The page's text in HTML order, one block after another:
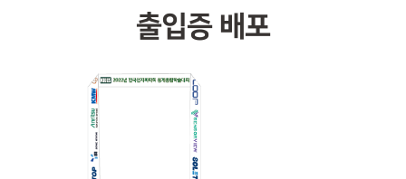
출입증 배포